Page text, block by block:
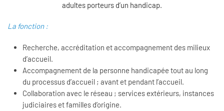
adultes porteurs d’un handicap.
La fonction :
Recherche, accréditation et accompagnement des milieux
d’accueil.
Accompagnement de la personne handicapée tout au long
du processus d’accueil ; avant et pendant l’accueil.
Collaboration avec le réseau ; services extérieurs, instances
judiciaires et familles d’origine.